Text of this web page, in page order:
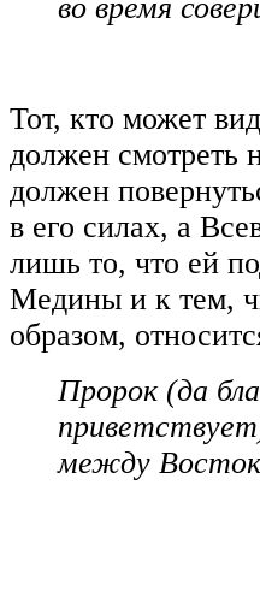
во время
Тот, кто может
должен смотреть
должен
в его силах, а
лишь то, что ей
Медины и к тем,
образом,
Пророк (да
между